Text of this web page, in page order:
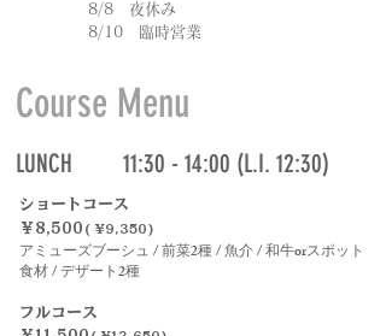
8/8 夜休み
​8/10 臨時営業
​Course Menu
LUNCH 11:30 - 14:00 (L.I. 12:30)
ショートコース
￥8,500 ( ¥9,350)
アミューズブーシュ / 前菜2種 / 魚介 / 和牛orスポット
食材 / デザート2種
フルコース